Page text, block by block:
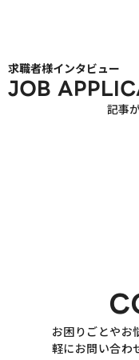
求職者様インタビュー
JOB
記事
お困りごとやお
軽にお問い合わ